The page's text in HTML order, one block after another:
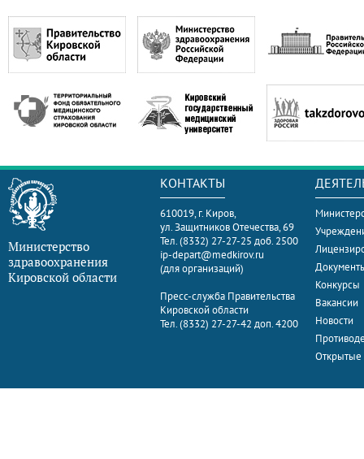
Министерство
здравоохранения
Кировской области
КОНТАКТЫ
610019, г. Киров,
ул. Защитников Отечества, 69
Тел. (8332) 27-27-25 доб. 2500
ip-depart@medkirov.ru
(для организаций)
Пресс-служба Правительства
Кировской области
Тел. (8332) 27-27-42 доп. 4200
Конкурсы
Вакансии
Новости